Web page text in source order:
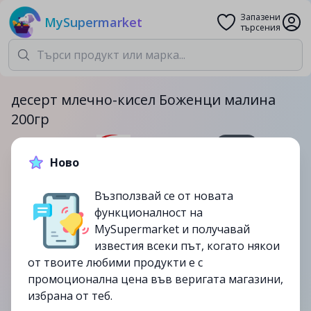
MySupermarket
Запазени
търсения
десерт млечно-кисел Боженци малина
200гр
1.09лв.1.39лв.
-22%
изтекла
Ново
Възползвай се от новата
функционалност на
MySupermarket и получавай
известия всеки път, когато някои
от твоите любими продукти е с
промоционална цена във веригата магазини,
избрана от теб.